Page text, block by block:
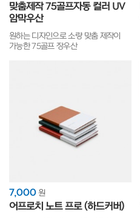
맞춤제작 75골프자동 컬러 UV
암막우산
원하는 디자인으로 소량 맞춤 제작이
가능한 75골프 장우산
7,000 원
어프로치 노트 프로 (하드커버)